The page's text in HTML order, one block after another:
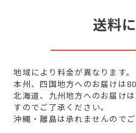
送料
地域により料金が異なります。
本州、四国地方へのお届けは
北海道、九州地方へのお届け
すのでご了承ください。
沖縄・離島は承れませんのでご